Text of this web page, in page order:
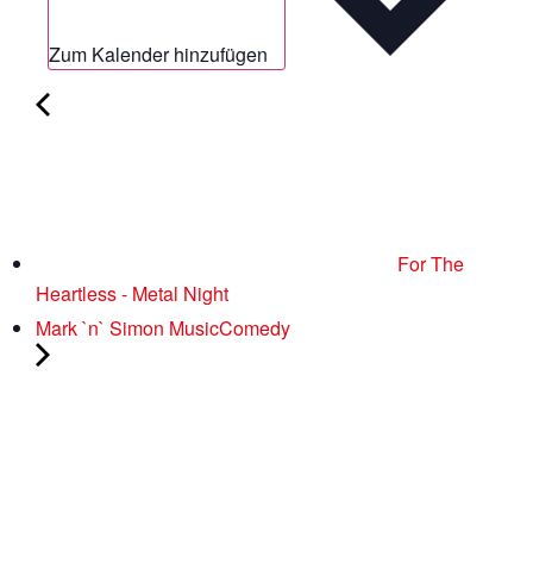
Zum Kalender hinzufügen
For The
Heartless - Metal Night
Mark `n` Simon MusicComedy